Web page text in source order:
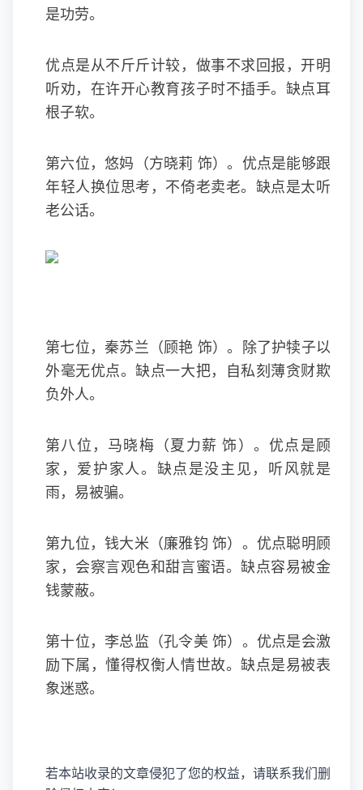
是功劳。
优点是从不斤斤计较，做事不求回报，开明
听劝，在许开心教育孩子时不插手。缺点耳
根子软。
第六位，悠妈（方晓莉 饰）。优点是能够跟
年轻人换位思考，不倚老卖老。缺点是太听
老公话。
第七位，秦苏兰（顾艳 饰）。除了护犊子以
外毫无优点。缺点一大把，自私刻薄贪财欺
负外人。
第八位，马晓梅（夏力薪 饰）。优点是顾
家，爱护家人。缺点是没主见，听风就是
雨，易被骗。
第九位，钱大米（廉雅钧 饰）。优点聪明顾
家，会察言观色和甜言蜜语。缺点容易被金
钱蒙蔽。
第十位，李总监（孔令美 饰）。优点是会激
励下属，懂得权衡人情世故。缺点是易被表
象迷惑。
若本站收录的文章侵犯了您的权益，请联系我们删